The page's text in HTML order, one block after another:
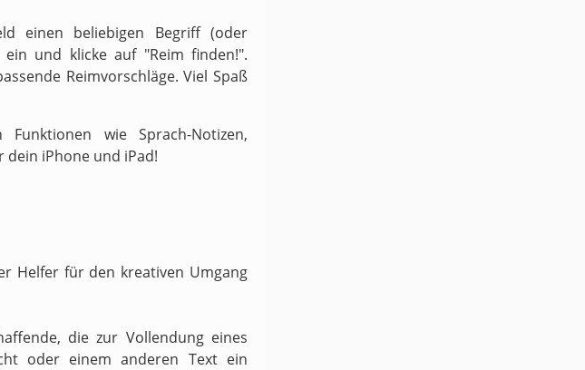
einen beliebigen Begriff (oder
und klicke auf "Reim finden!".
Reimvorschläge. Viel Spaß
wie Sprach-Notizen,
dein iPhone und iPad!
Helfer für den kreativen Umgang
die zur Vollendung eines
oder einem anderen Text ein